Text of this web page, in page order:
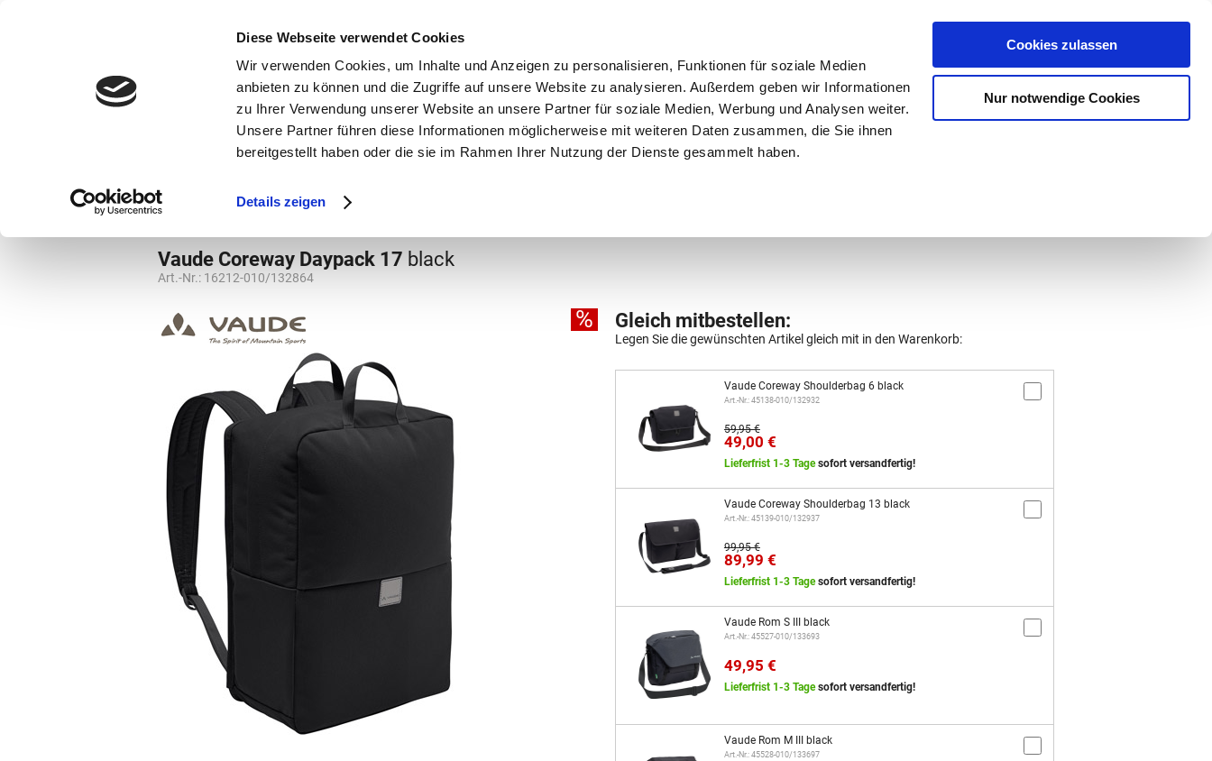
Diese Webseite verwendet Cookies
Wir verwenden Cookies, um Inhalte und Anzeigen zu personalisieren, Funktionen für soziale Medien
anbieten zu können und die Zugriffe auf unsere Website zu analysieren. Außerdem geben wir Informationen
zu Ihrer Verwendung unserer Website an unsere Partner für soziale Medien, Werbung und Analysen weiter.
Unsere Partner führen diese Informationen möglicherweise mit weiteren Daten zusammen, die Sie ihnen
bereitgestellt haben oder die sie im Rahmen Ihrer Nutzung der Dienste gesammelt haben.
Details zeigen
Cookies zulassen
Nur notwendige Cookies
bestellen und ausdrucken
3 x täglich an Werktagen!
0,00 €
Vaude Coreway Daypack 17 black
Art.-Nr.: 16212-010/132864
% Gleich mitbestellen:
Legen Sie die gewünschten Artikel gleich mit in den Warenkorb:
Vaude Coreway Shoulderbag 6 black
Art.-Nr.: 45138-010/132932
59,95 €
49,00 €
Lieferfrist 1-3 Tagesofort versandfertig!
Vaude Coreway Shoulderbag 13 black
Art.-Nr.: 45139-010/132937
99,95 €
89,99 €
Lieferfrist 1-3 Tagesofort versandfertig!
Vaude Rom S III black
Art.-Nr.: 45527-010/133693
49,95 €
Lieferfrist 1-3 Tagesofort versandfertig!
Vaude Rom M III black
Art.-Nr.: 45528-010/133697